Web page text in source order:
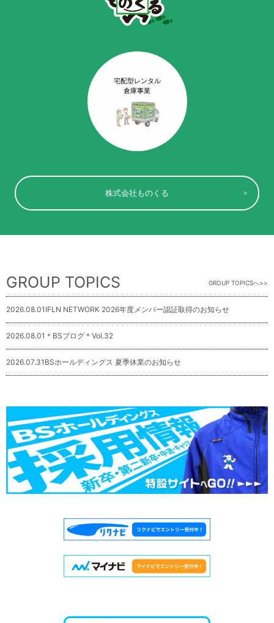
宅配型レンタル
倉庫事業
株式会社ものくる
GROUP TOPICS GROUP TOPICSへ
2026.08.01 IFLN NETWORK 2026年度メンバー認証取得のお知らせ
2026.08.01 ＊BSブログ＊Vol.32
2026.07.31 BSホールディングス 夏季休業のお知らせ